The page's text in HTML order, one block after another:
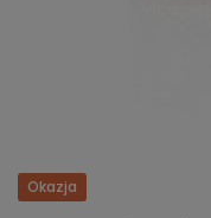
Okazja